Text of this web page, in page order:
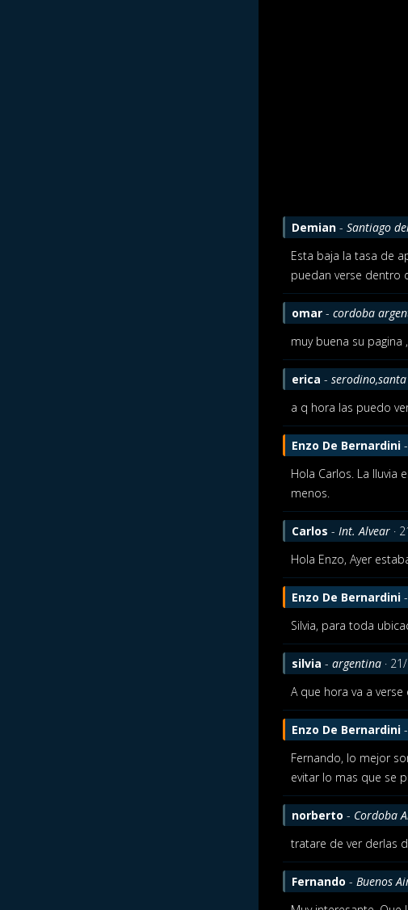
Demian - Santiago
Esta baja la tasa de
puedan verse dentro
omar - cordoba
muy buena su
erica -
a q hora las puedo
Enzo De Bernardini -
Hola Carlos. La lluvia
menos.
Carlos - Int. Alvear ·
Hola Enzo, Ayer
Enzo De Bernardini -
Silvia, para toda
silvia - argentina ·
A que hora va a
Enzo De Bernardini -
Fernando, lo mejor
evitar lo mas que se
norberto - Cordoba
tratare de ver derlas
Fernando - Buenos